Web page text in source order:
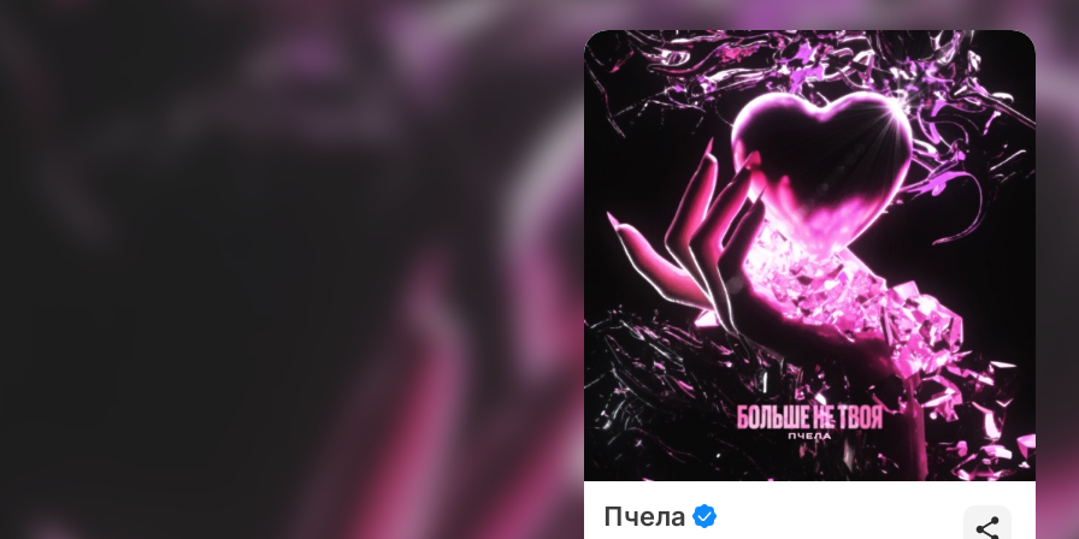
Пчела